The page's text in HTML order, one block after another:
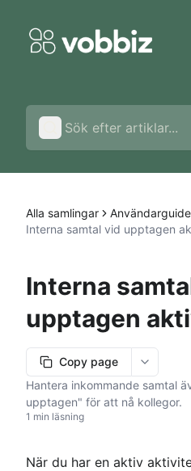
Svenska
Alla samlingar
Interna samtal vid upptagen
Interna
upptagen
Copy page
More
Hantera inkommande samtal
upptagen" för att nå kollegor.
1 min läsning
När du har en aktiv